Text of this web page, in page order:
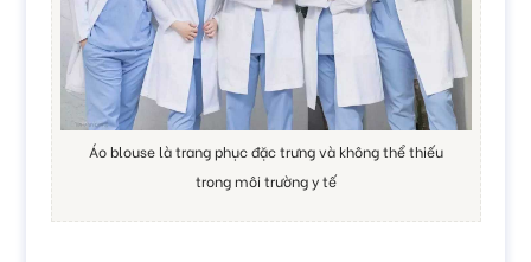
Áo blouse là trang phục đặc trưng và không thể thiếu
trong môi trường y tế